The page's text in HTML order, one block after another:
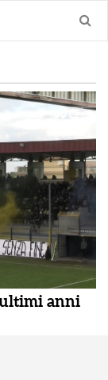
ultimi anni